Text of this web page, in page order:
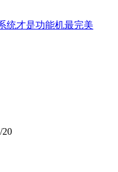
统才是功能机最完美
20